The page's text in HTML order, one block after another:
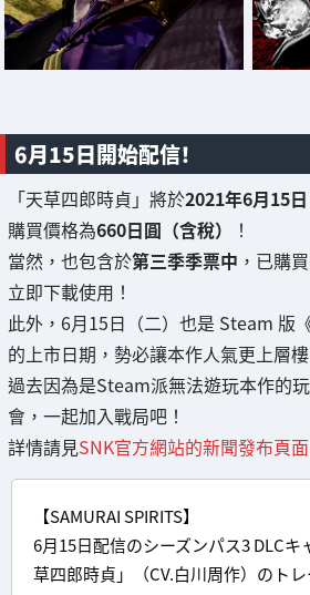
6月15日開始配信！
「天草四郎時貞」將於2021年6月15
購買價格為660日圓（含稅）
！
當然，也包含於第三季季票中 ，已購
立即下載使用！
此外，6月15日（二）也是 Steam 版
的上市日期，勢必讓本作人氣更上層樓
過去因為是Steam派無法遊玩本作的
會，一起加入戰局吧！
詳情請見SNK官方網站的新聞發布頁面
【SAMURAI SPIRITS】
6月15日配信のシーズンパス3 DLCキ
草四郎時貞」（CV.白川周作）のトレ